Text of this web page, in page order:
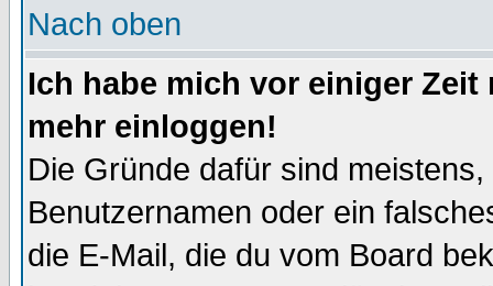
Nach oben
Ich habe mich vor einiger
mehr einloggen!
Die Gründe dafür sind
Benutzernamen oder ein
die E-Mail, die du vom Board